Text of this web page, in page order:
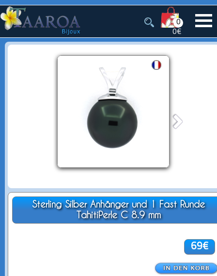
0
0€
Sterling Silber Anhänger und 1 Fast Runde
TahitiPerle C 8.9 mm
69€